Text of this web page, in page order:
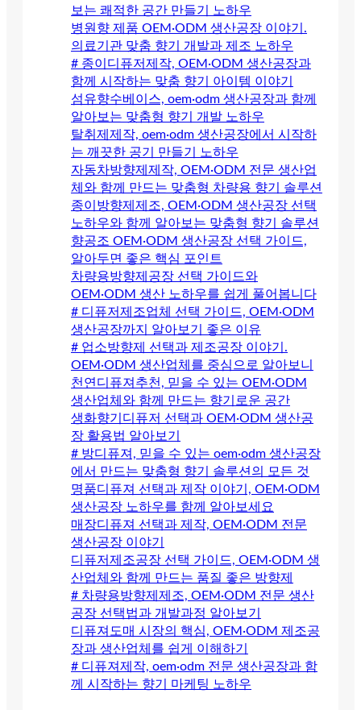
보는 쾌적한 공간 만들기 노하우
병원향 제품 OEM·ODM 생산공장 이야기.
의료기관 맞춤 향기 개발과 제조 노하우
# 종이디퓨저제작, OEM·ODM 생산공장과
함께 시작하는 맞춤 향기 아이템 이야기
섬유향수베이스, oem·odm 생산공장과 함께
알아보는 맞춤형 향기 개발 노하우
탈취제제작, oem·odm 생산공장에서 시작하
는 깨끗한 공기 만들기 노하우
자동차방향제제작, OEM·ODM 전문 생산업
체와 함께 만드는 맞춤형 차량용 향기 솔루션
종이방향제제조, OEM·ODM 생산공장 선택
노하우와 함께 알아보는 맞춤형 향기 솔루션
향공조 OEM·ODM 생산공장 선택 가이드,
알아두면 좋은 핵심 포인트
차량용방향제공장 선택 가이드와
OEM·ODM 생산 노하우를 쉽게 풀어봅니다
# 디퓨저제조업체 선택 가이드, OEM·ODM
생산공장까지 알아보기 좋은 이유
# 업소방향제 선택과 제조공장 이야기.
OEM·ODM 생산업체를 중심으로 알아보니
천연디퓨져추천, 믿을 수 있는 OEM·ODM
생산업체와 함께 만드는 향기로운 공간
생화향기디퓨저 선택과 OEM·ODM 생산공
장 활용법 알아보기
# 방디퓨져, 믿을 수 있는 oem·odm 생산공장
에서 만드는 맞춤형 향기 솔루션의 모든 것
명품디퓨져 선택과 제작 이야기, OEM·ODM
생산공장 노하우를 함께 알아보세요
매장디퓨져 선택과 제작, OEM·ODM 전문
생산공장 이야기
디퓨저제조공장 선택 가이드, OEM·ODM 생
산업체와 함께 만드는 품질 좋은 방향제
# 차량용방향제제조, OEM·ODM 전문 생산
공장 선택법과 개발과정 알아보기
디퓨져도매 시장의 핵심, OEM·ODM 제조공
장과 생산업체를 쉽게 이해하기
# 디퓨져제작, oem·odm 전문 생산공장과 함
께 시작하는 향기 마케팅 노하우